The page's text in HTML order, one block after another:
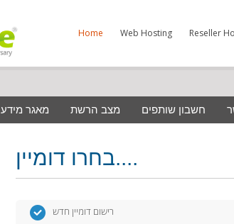
Home Web Hosting Reseller
מאגר מידע מצב הרשת חשבון שותפים
בחרו דומיין....
רישום דומיין חדש